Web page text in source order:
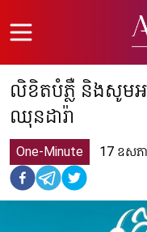
Open menu
លិខិតបំភ្លឺ និងសូ
ឈុនដារ៉ា
One-Minute 17 ឧសភ